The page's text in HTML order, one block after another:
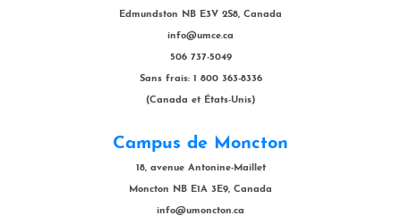
Edmundston NB E3V 2S8, Canada
info@umce.ca
506 737-5049
Sans frais: 1 800 363-8336
(Canada et États-Unis)
Campus de Moncton
18, avenue Antonine-Maillet
Moncton NB E1A 3E9, Canada
info@umoncton.ca